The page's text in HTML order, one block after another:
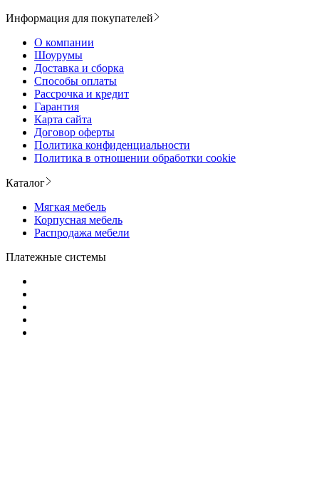
Информация для покупателей
О компании
Шоурумы
Доставка и сборка
Способы оплаты
Рассрочка и кредит
Гарантия
Карта сайта
Договор оферты
Политика конфиденциальности
Политика в отношении обработки cookie
Каталог
Мягкая мебель
Корпусная мебель
Распродажа мебели
Платежные системы